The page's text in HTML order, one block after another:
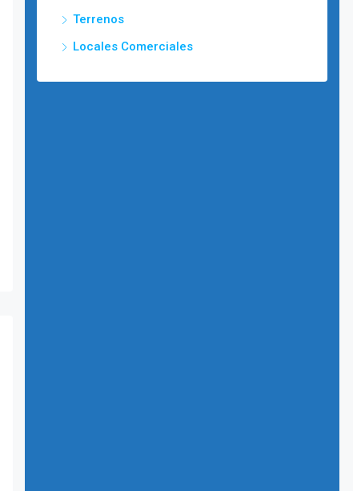
Terrenos
Locales Comerciales